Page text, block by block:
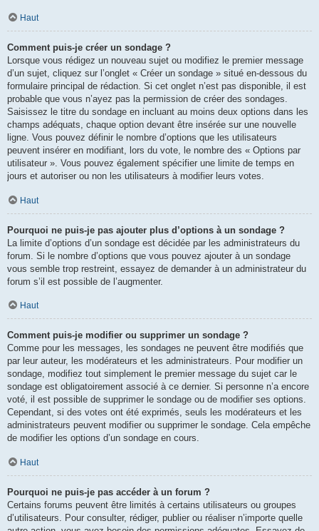
Haut
Comment puis-je créer un sondage ?
Lorsque vous rédigez un nouveau sujet ou modifiez le premier message
d’un sujet, cliquez sur l’onglet « Créer un sondage » situé en-dessous du
formulaire principal de rédaction. Si cet onglet n’est pas disponible, il est
probable que vous n’ayez pas la permission de créer des sondages.
Saisissez le titre du sondage en incluant au moins deux options dans les
champs adéquats, chaque option devant être insérée sur une nouvelle
ligne. Vous pouvez définir le nombre d’options que les utilisateurs
peuvent insérer en modifiant, lors du vote, le nombre des « Options par
utilisateur ». Vous pouvez également spécifier une limite de temps en
jours et autoriser ou non les utilisateurs à modifier leurs votes.
Haut
Pourquoi ne puis-je pas ajouter plus d’options à un sondage ?
La limite d’options d’un sondage est décidée par les administrateurs du
forum. Si le nombre d’options que vous pouvez ajouter à un sondage
vous semble trop restreint, essayez de demander à un administrateur du
forum s’il est possible de l’augmenter.
Haut
Comment puis-je modifier ou supprimer un sondage ?
Comme pour les messages, les sondages ne peuvent être modifiés que
par leur auteur, les modérateurs et les administrateurs. Pour modifier un
sondage, modifiez tout simplement le premier message du sujet car le
sondage est obligatoirement associé à ce dernier. Si personne n’a encore
voté, il est possible de supprimer le sondage ou de modifier ses options.
Cependant, si des votes ont été exprimés, seuls les modérateurs et les
administrateurs peuvent modifier ou supprimer le sondage. Cela empêche
de modifier les options d’un sondage en cours.
Haut
Pourquoi ne puis-je pas accéder à un forum ?
Certains forums peuvent être limités à certains utilisateurs ou groupes
d’utilisateurs. Pour consulter, rédiger, publier ou réaliser n’importe quelle